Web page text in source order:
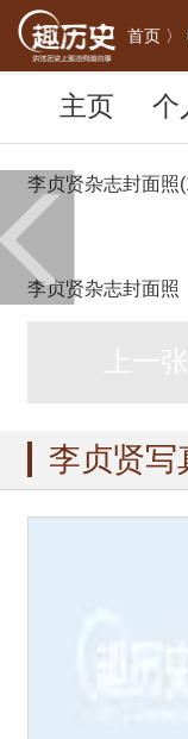
首页 〉
主页 个
李贞贤杂志封面照
李贞贤杂志封面照
李贞贤写